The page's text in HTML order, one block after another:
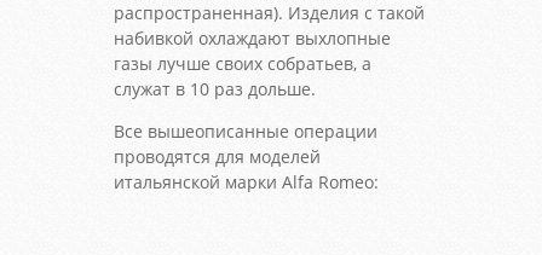
распространенная). Изделия с такой
набивкой охлаждают выхлопные
газы лучше своих собратьев, а
служат в 10 раз дольше.
Все вышеописанные операции
проводятся для моделей
итальянской марки Alfa Romeo: